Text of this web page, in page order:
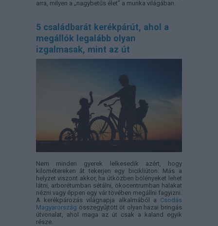
arra, milyen a „nagybetűs élet” a munka világában.
5 családbarát kerékpárút, ahol a
megállók legalább olyan
izgalmasak, mint az út
Nem minden gyerek lelkesedik azért, hogy
kilométereken át tekerjen egy bicikliúton. Más a
helyzet viszont akkor, ha útközben bölényeket lehet
látni, arborétumban sétálni, ökocentrumban halakat
nézni vagy éppen egy vár tövében megállni fagyizni.
A kerékpározás világnapja alkalmából a Csodás
Magyarország összegyűjtött öt olyan hazai bringás
útvonalat, ahol maga az út csak a kaland egyik
része.